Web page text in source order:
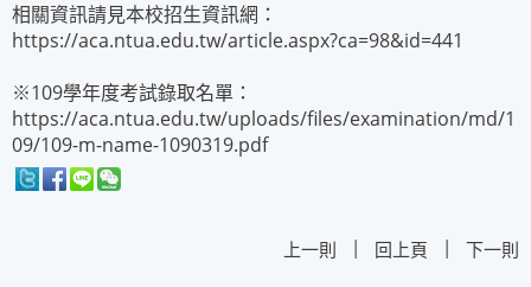
相關資訊請見本校招生資訊網：
https://aca.ntua.edu.tw/article.aspx?ca=98&id=441
※109學年度考試錄取名單：
https://aca.ntua.edu.tw/uploads/files/examination/md/1
09/109-m-name-1090319.pdf
上一則 | 回上頁 | 下一則